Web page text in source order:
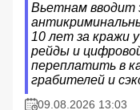
Вьетнам вводит
10 лет за кражи
рейды и
переплатить в
грабителей и
09.08.2026 13:03